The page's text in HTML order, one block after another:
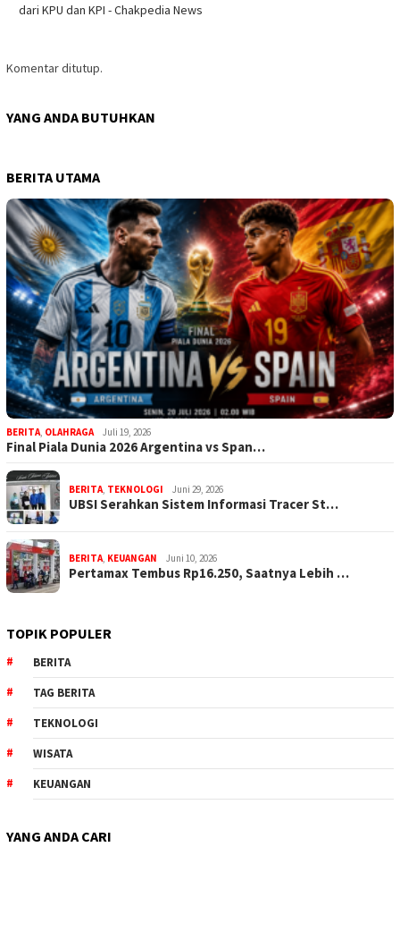
dari KPU dan KPI - Chakpedia News
Komentar ditutup.
YANG ANDA BUTUHKAN
BERITA UTAMA
BERITA OLAHRAGA Juli 19, 2026
Final Piala Dunia 2026 Argentina vs Span…
BERITA TEKNOLOGI Juni 29, 2026
UBSI Serahkan Sistem Informasi Tracer St…
BERITA KEUANGAN Juni 10, 2026
Pertamax Tembus Rp16.250, Saatnya Lebih …
TOPIK POPULER
BERITA
TAG BERITA
TEKNOLOGI
WISATA
KEUANGAN
YANG ANDA CARI